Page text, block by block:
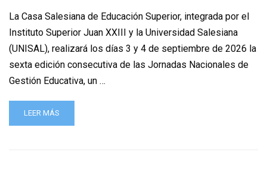
La Casa Salesiana de Educación Superior, integrada por el
Instituto Superior Juan XXIII y la Universidad Salesiana
(UNISAL), realizará los días 3 y 4 de septiembre de 2026 la
sexta edición consecutiva de las Jornadas Nacionales de
Gestión Educativa, un …
LEER MÁS